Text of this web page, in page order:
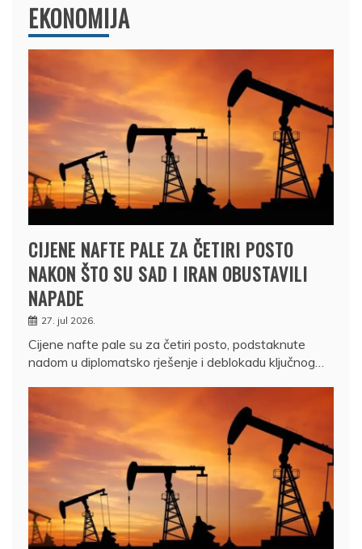
EKONOMIJA
CIJENE NAFTE PALE ZA ČETIRI POSTO
NAKON ŠTO SU SAD I IRAN OBUSTAVILI
NAPADE
27. jul 2026.
Cijene nafte pale su za četiri posto, podstaknute
nadom u diplomatsko rješenje i deblokadu ključnog…